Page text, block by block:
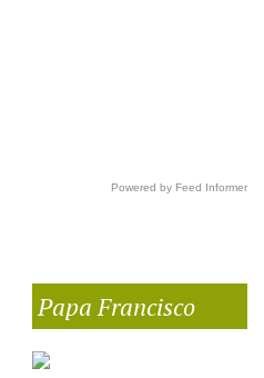
Powered by Feed Informer
Papa Francisco